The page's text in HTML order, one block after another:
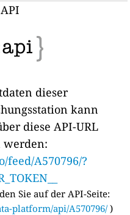
dieser
kann
diese API-URL
werden:
A570796/?
Sie auf der API-Seite:
platform/api/A570796/)